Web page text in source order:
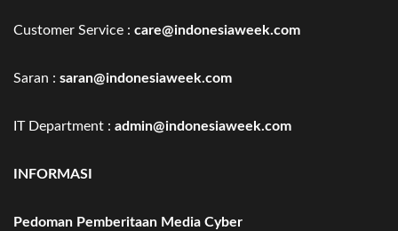
Customer Service : care@indonesiaweek.com
Saran : saran@indonesiaweek.com
IT Department : admin@indonesiaweek.com
INFORMASI
Pedoman Pemberitaan Media Cyber